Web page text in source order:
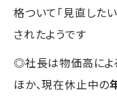
格ついて「見直した
されたようです
◎社長は物価高によ
ほか、現在休止中の